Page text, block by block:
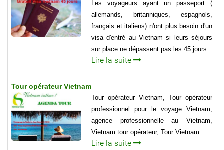
Les voyageurs ayant un passeport (
allemands, britanniques, espagnols,
français et italiens) n'ont plus besoin d'un
visa d'entré au Vietnam si leurs séjours
sur place ne dépassent pas les 45 jours
Lire la suite
Tour opérateur Vietnam
Tour opérateur Vietnam, Tour opérateur
professionnel pour le voyage Vietnam,
agence professionnelle au Vietnam,
Vietnam tour opérateur, Tour Vietnam
Lire la suite